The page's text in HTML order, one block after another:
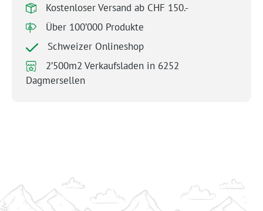
Kostenloser Versand ab CHF 150.-
Über 100’000 Produkte
Schweizer Onlineshop
2’500m2 Verkaufsladen in 6252
Dagmersellen